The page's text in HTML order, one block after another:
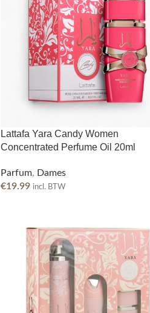
Lattafa Yara Candy Women
Concentrated Perfume Oil 20ml
Parfum, Dames
€19.99 incl. BTW